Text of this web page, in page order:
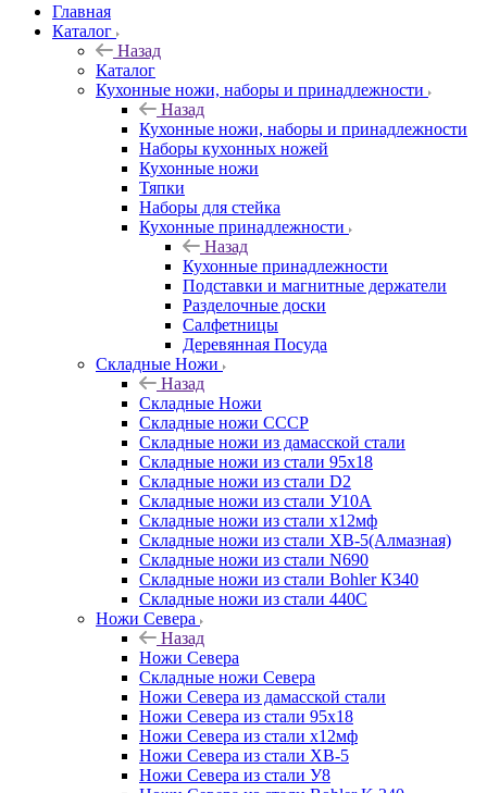
Главная
Каталог
Назад
Каталог
Кухонные ножи, наборы и принадлежности
Назад
Кухонные ножи, наборы и принадлежности
Наборы кухонных ножей
Кухонные ножи
Тяпки
Наборы для стейка
Кухонные принадлежности
Назад
Кухонные принадлежности
Подставки и магнитные держатели
Разделочные доски
Салфетницы
Деревянная Посуда
Складные Ножи
Назад
Складные Ножи
Cкладные ножи СССР
Складные ножи из дамасской стали
Складные ножи из стали 95х18
Складные ножи из стали D2
Складные ножи из стали У10А
Складные ножи из стали х12мф
Складные ножи из стали ХВ-5(Алмазная)
Складные ножи из стали N690
Складные ножи из стали Bohler К340
Складные ножи из стали 440С
Ножи Севера
Назад
Ножи Севера
Складные ножи Севера
Ножи Севера из дамасской стали
Ножи Севера из стали 95х18
Ножи Севера из стали х12мф
Ножи Севера из стали ХВ-5
Ножи Севера из стали У8